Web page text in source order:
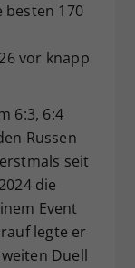
170
vor knapp
6:3, 6:4
Russen
seit
die
Event
legte er
Duell